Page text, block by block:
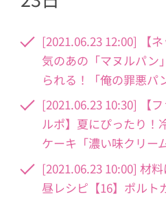
[2021.06.23 12:00] 【
気のあの「マヌルパン
られる！「俺の罪悪パ
[2021.06.23 10:30] 【
ルポ】夏にぴったり！
ケーキ「濃い味クリー
[2021.06.23 10:00] 材
昼レシピ【16】ポルト